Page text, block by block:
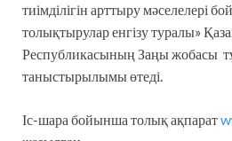
тиімділігін арттыру мәселелері
толықтырулар енгізу туралы»
Республикасының Заңы жобасы
таныстырылымы өтеді.
Іс-шара бойынша толық ақпарат